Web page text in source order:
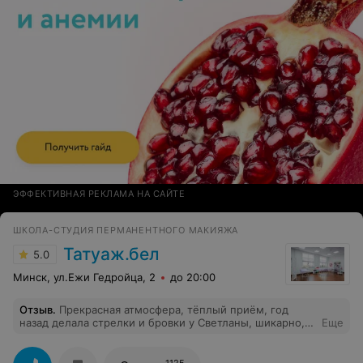
ЭФФЕКТИВНАЯ РЕКЛАМА НА САЙТЕ
ШКОЛА-СТУДИЯ ПЕРМАНЕНТНОГО МАКИЯЖА
5.0 Татуаж.бел
Минск, ул.Ежи Гедройца, 2 до 20:00
Отзыв. Прекрасная атмосфера, тёплый приём, год
назад делала стрелки и бровки у Светланы, шикарно,
была сделана на высоком уровне, спасибо большое.
Еще